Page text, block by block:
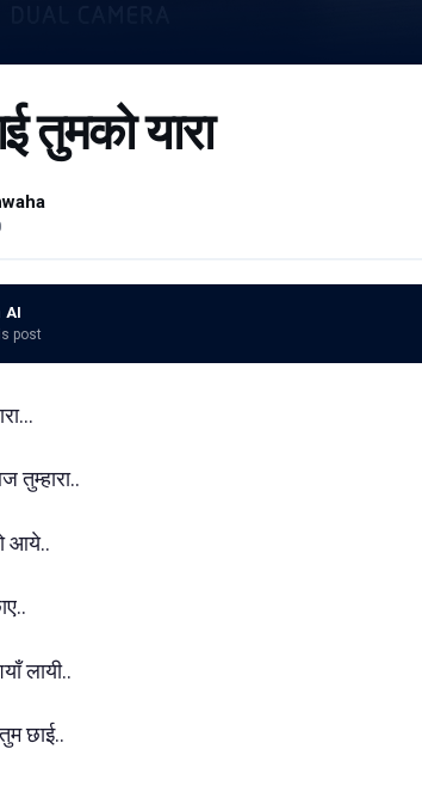
तुमको यारा
AI
post
तुम्हारा..
आये..
लायी..
छाई..